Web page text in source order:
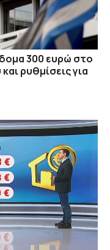
300 ευρώ στο
ρυθμίσεις για